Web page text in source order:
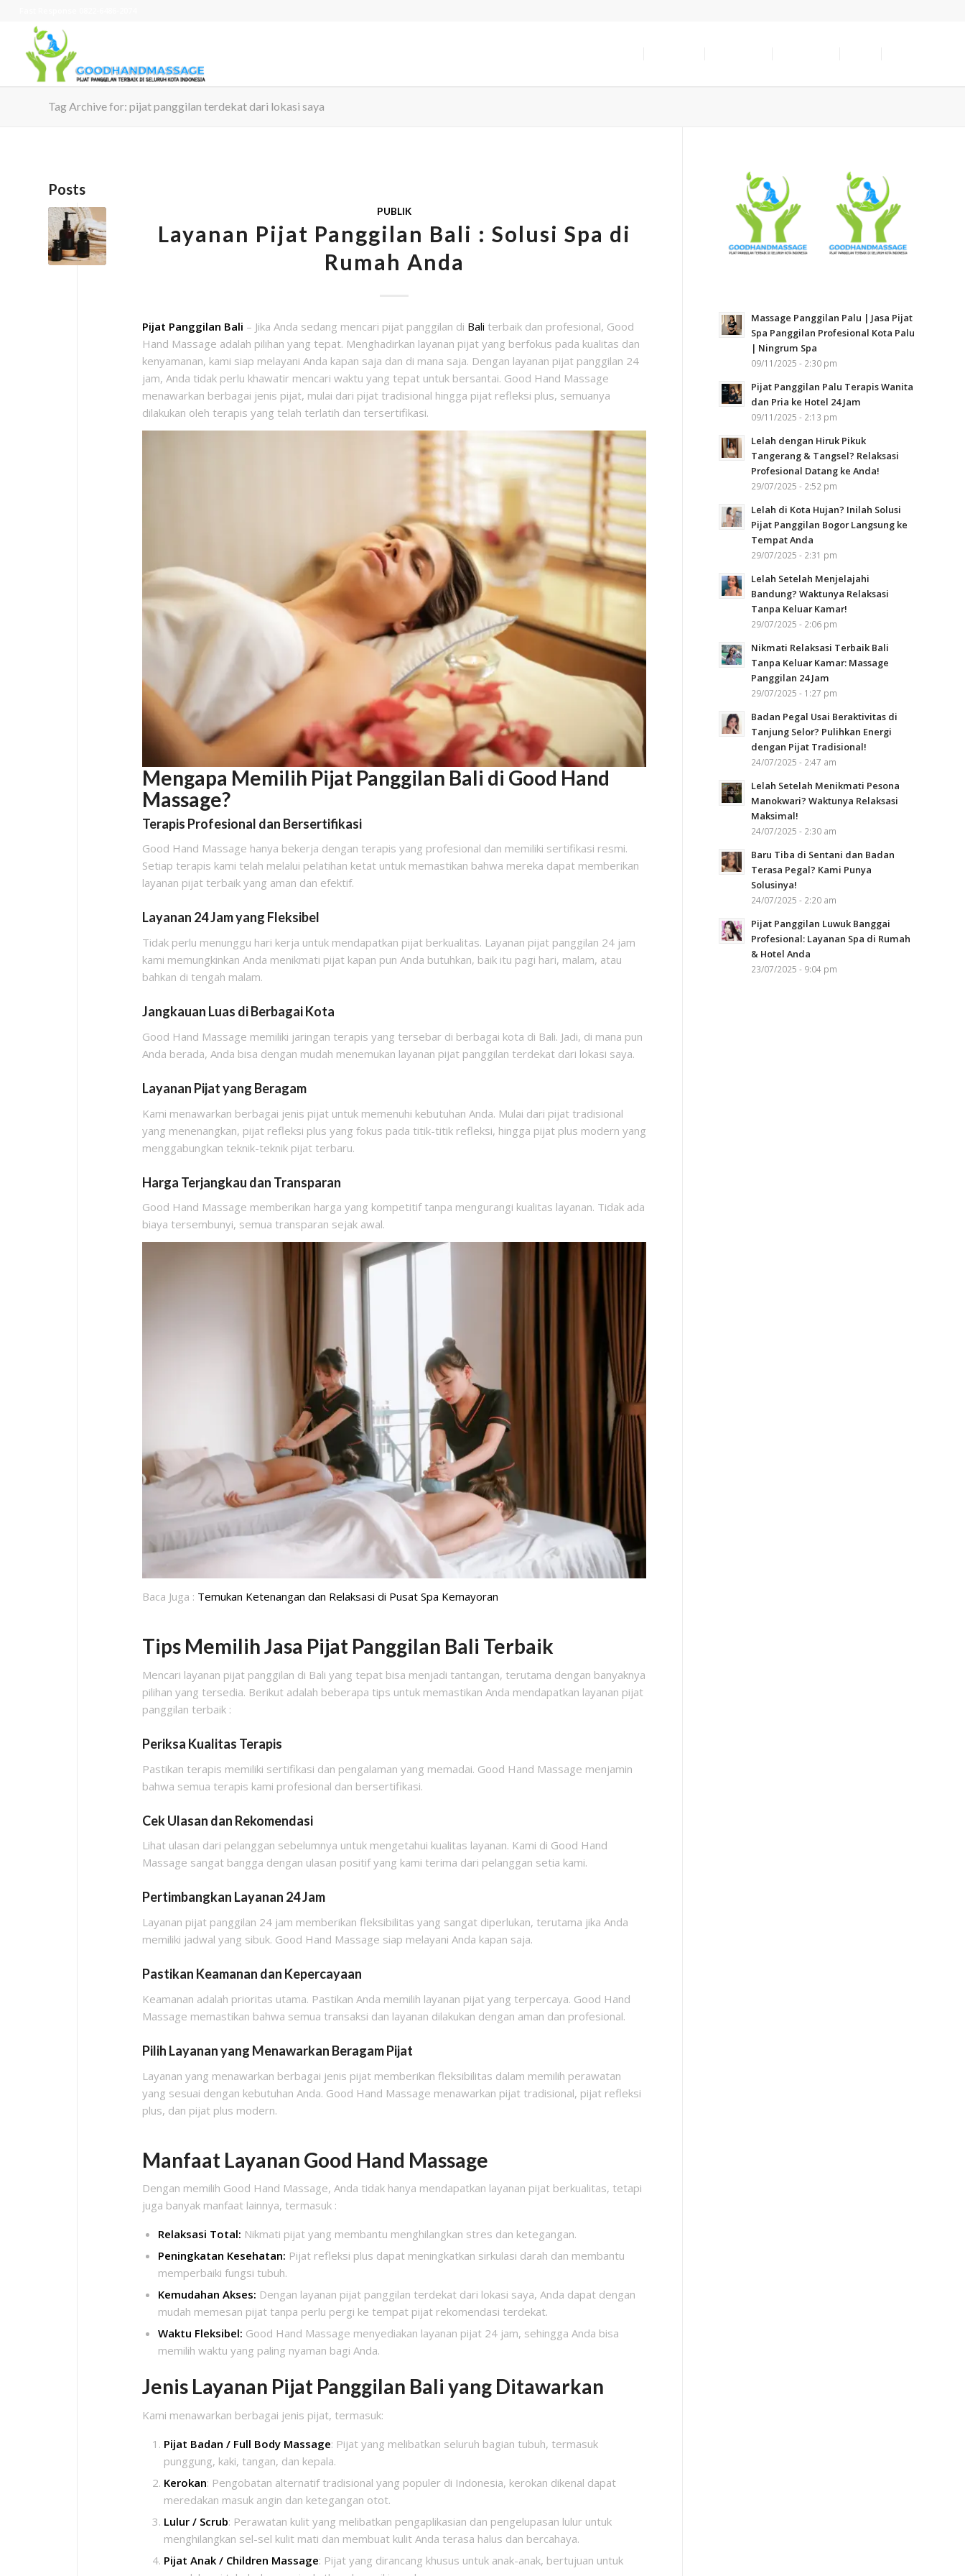
Tag Archive for: pijat panggilan terdekat dari lokasi saya
Posts
PUBLIK
Layanan Pijat Panggilan Bali : Solusi Spa di
Rumah Anda
Pijat Panggilan Bali – Jika Anda sedang mencari pijat panggilan di Bali terbaik dan profesional, Good
Hand Massage adalah pilihan yang tepat. Menghadirkan layanan pijat yang berfokus pada kualitas dan
kenyamanan, kami siap melayani Anda kapan saja dan di mana saja. Dengan layanan pijat panggilan 24
jam, Anda tidak perlu khawatir mencari waktu yang tepat untuk bersantai. Good Hand Massage
menawarkan berbagai jenis pijat, mulai dari pijat tradisional hingga pijat refleksi plus, semuanya
dilakukan oleh terapis yang telah terlatih dan tersertifikasi.
Mengapa Memilih Pijat Panggilan Bali di Good Hand
Massage?
Terapis Profesional dan Bersertifikasi
Good Hand Massage hanya bekerja dengan terapis yang profesional dan memiliki sertifikasi resmi.
Setiap terapis kami telah melalui pelatihan ketat untuk memastikan bahwa mereka dapat memberikan
layanan pijat terbaik yang aman dan efektif.
Layanan 24 Jam yang Fleksibel
Tidak perlu menunggu hari kerja untuk mendapatkan pijat berkualitas. Layanan pijat panggilan 24 jam
kami memungkinkan Anda menikmati pijat kapan pun Anda butuhkan, baik itu pagi hari, malam, atau
bahkan di tengah malam.
Jangkauan Luas di Berbagai Kota
Good Hand Massage memiliki jaringan terapis yang tersebar di berbagai kota di Bali. Jadi, di mana pun
Anda berada, Anda bisa dengan mudah menemukan layanan pijat panggilan terdekat dari lokasi saya.
Layanan Pijat yang Beragam
Kami menawarkan berbagai jenis pijat untuk memenuhi kebutuhan Anda. Mulai dari pijat tradisional
yang menenangkan, pijat refleksi plus yang fokus pada titik-titik refleksi, hingga pijat plus modern yang
menggabungkan teknik-teknik pijat terbaru.
Harga Terjangkau dan Transparan
Good Hand Massage memberikan harga yang kompetitif tanpa mengurangi kualitas layanan. Tidak ada
biaya tersembunyi, semua transparan sejak awal.
Baca Juga : Temukan Ketenangan dan Relaksasi di Pusat Spa Kemayoran
Tips Memilih Jasa Pijat Panggilan Bali Terbaik
Mencari layanan pijat panggilan di Bali yang tepat bisa menjadi tantangan, terutama dengan banyaknya
pilihan yang tersedia. Berikut adalah beberapa tips untuk memastikan Anda mendapatkan layanan pijat
panggilan terbaik :
Periksa Kualitas Terapis
Pastikan terapis memiliki sertifikasi dan pengalaman yang memadai. Good Hand Massage menjamin
bahwa semua terapis kami profesional dan bersertifikasi.
Cek Ulasan dan Rekomendasi
Lihat ulasan dari pelanggan sebelumnya untuk mengetahui kualitas layanan. Kami di Good Hand
Massage sangat bangga dengan ulasan positif yang kami terima dari pelanggan setia kami.
Pertimbangkan Layanan 24 Jam
Layanan pijat panggilan 24 jam memberikan fleksibilitas yang sangat diperlukan, terutama jika Anda
memiliki jadwal yang sibuk. Good Hand Massage siap melayani Anda kapan saja.
Pastikan Keamanan dan Kepercayaan
Keamanan adalah prioritas utama. Pastikan Anda memilih layanan pijat yang terpercaya. Good Hand
Massage memastikan bahwa semua transaksi dan layanan dilakukan dengan aman dan profesional.
Pilih Layanan yang Menawarkan Beragam Pijat
Layanan yang menawarkan berbagai jenis pijat memberikan fleksibilitas dalam memilih perawatan
yang sesuai dengan kebutuhan Anda. Good Hand Massage menawarkan pijat tradisional, pijat refleksi
plus, dan pijat plus modern.
Manfaat Layanan Good Hand Massage
Dengan memilih Good Hand Massage, Anda tidak hanya mendapatkan layanan pijat berkualitas, tetapi
juga banyak manfaat lainnya, termasuk :
Relaksasi Total: Nikmati pijat yang membantu menghilangkan stres dan ketegangan.
Peningkatan Kesehatan: Pijat refleksi plus dapat meningkatkan sirkulasi darah dan membantu
memperbaiki fungsi tubuh.
Kemudahan Akses: Dengan layanan pijat panggilan terdekat dari lokasi saya, Anda dapat dengan
mudah memesan pijat tanpa perlu pergi ke tempat pijat rekomendasi terdekat.
Waktu Fleksibel: Good Hand Massage menyediakan layanan pijat 24 jam, sehingga Anda bisa
memilih waktu yang paling nyaman bagi Anda.
Jenis Layanan Pijat Panggilan Bali yang Ditawarkan
Kami menawarkan berbagai jenis pijat, termasuk:
Pijat Badan / Full Body Massage: Pijat yang melibatkan seluruh bagian tubuh, termasuk
punggung, kaki, tangan, dan kepala.
Kerokan: Pengobatan alternatif tradisional yang populer di Indonesia, kerokan dikenal dapat
meredakan masuk angin dan ketegangan otot.
Lulur / Scrub: Perawatan kulit yang melibatkan pengaplikasian dan pengelupasan lulur untuk
menghilangkan sel-sel kulit mati dan membuat kulit Anda terasa halus dan bercahaya.
Pijat Anak / Children Massage: Pijat yang dirancang khusus untuk anak-anak, bertujuan untuk
Massage Panggilan Palu | Jasa Pijat
Spa Panggilan Profesional Kota Palu
| Ningrum Spa
09/11/2025 - 2:30 pm
Pijat Panggilan Palu Terapis Wanita
dan Pria ke Hotel 24 Jam
09/11/2025 - 2:13 pm
Lelah dengan Hiruk Pikuk
Tangerang & Tangsel? Relaksasi
Profesional Datang ke Anda!
29/07/2025 - 2:52 pm
Lelah di Kota Hujan? Inilah Solusi
Pijat Panggilan Bogor Langsung ke
Tempat Anda
29/07/2025 - 2:31 pm
Lelah Setelah Menjelajahi
Bandung? Waktunya Relaksasi
Tanpa Keluar Kamar!
29/07/2025 - 2:06 pm
Nikmati Relaksasi Terbaik Bali
Tanpa Keluar Kamar: Massage
Panggilan 24 Jam
29/07/2025 - 1:27 pm
Badan Pegal Usai Beraktivitas di
Tanjung Selor? Pulihkan Energi
dengan Pijat Tradisional!
24/07/2025 - 2:47 am
Lelah Setelah Menikmati Pesona
Manokwari? Waktunya Relaksasi
Maksimal!
24/07/2025 - 2:30 am
Baru Tiba di Sentani dan Badan
Terasa Pegal? Kami Punya
Solusinya!
24/07/2025 - 2:20 am
Pijat Panggilan Luwuk Banggai
Profesional: Layanan Spa di Rumah
& Hotel Anda
23/07/2025 - 9:04 pm